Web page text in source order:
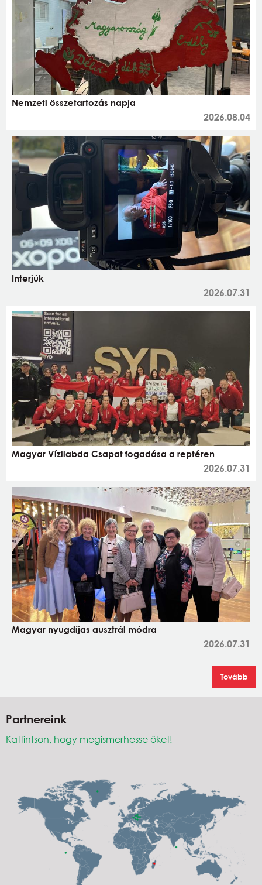
Nemzeti összetartozás napja
2026.08.04
Interjúk
2026.07.31
Magyar Vízilabda Csapat fogadása a reptéren
2026.07.31
Magyar nyugdíjas ausztrál módra
2026.07.31
Tovább
Partnereink
Kattintson, hogy megismerhesse őket!